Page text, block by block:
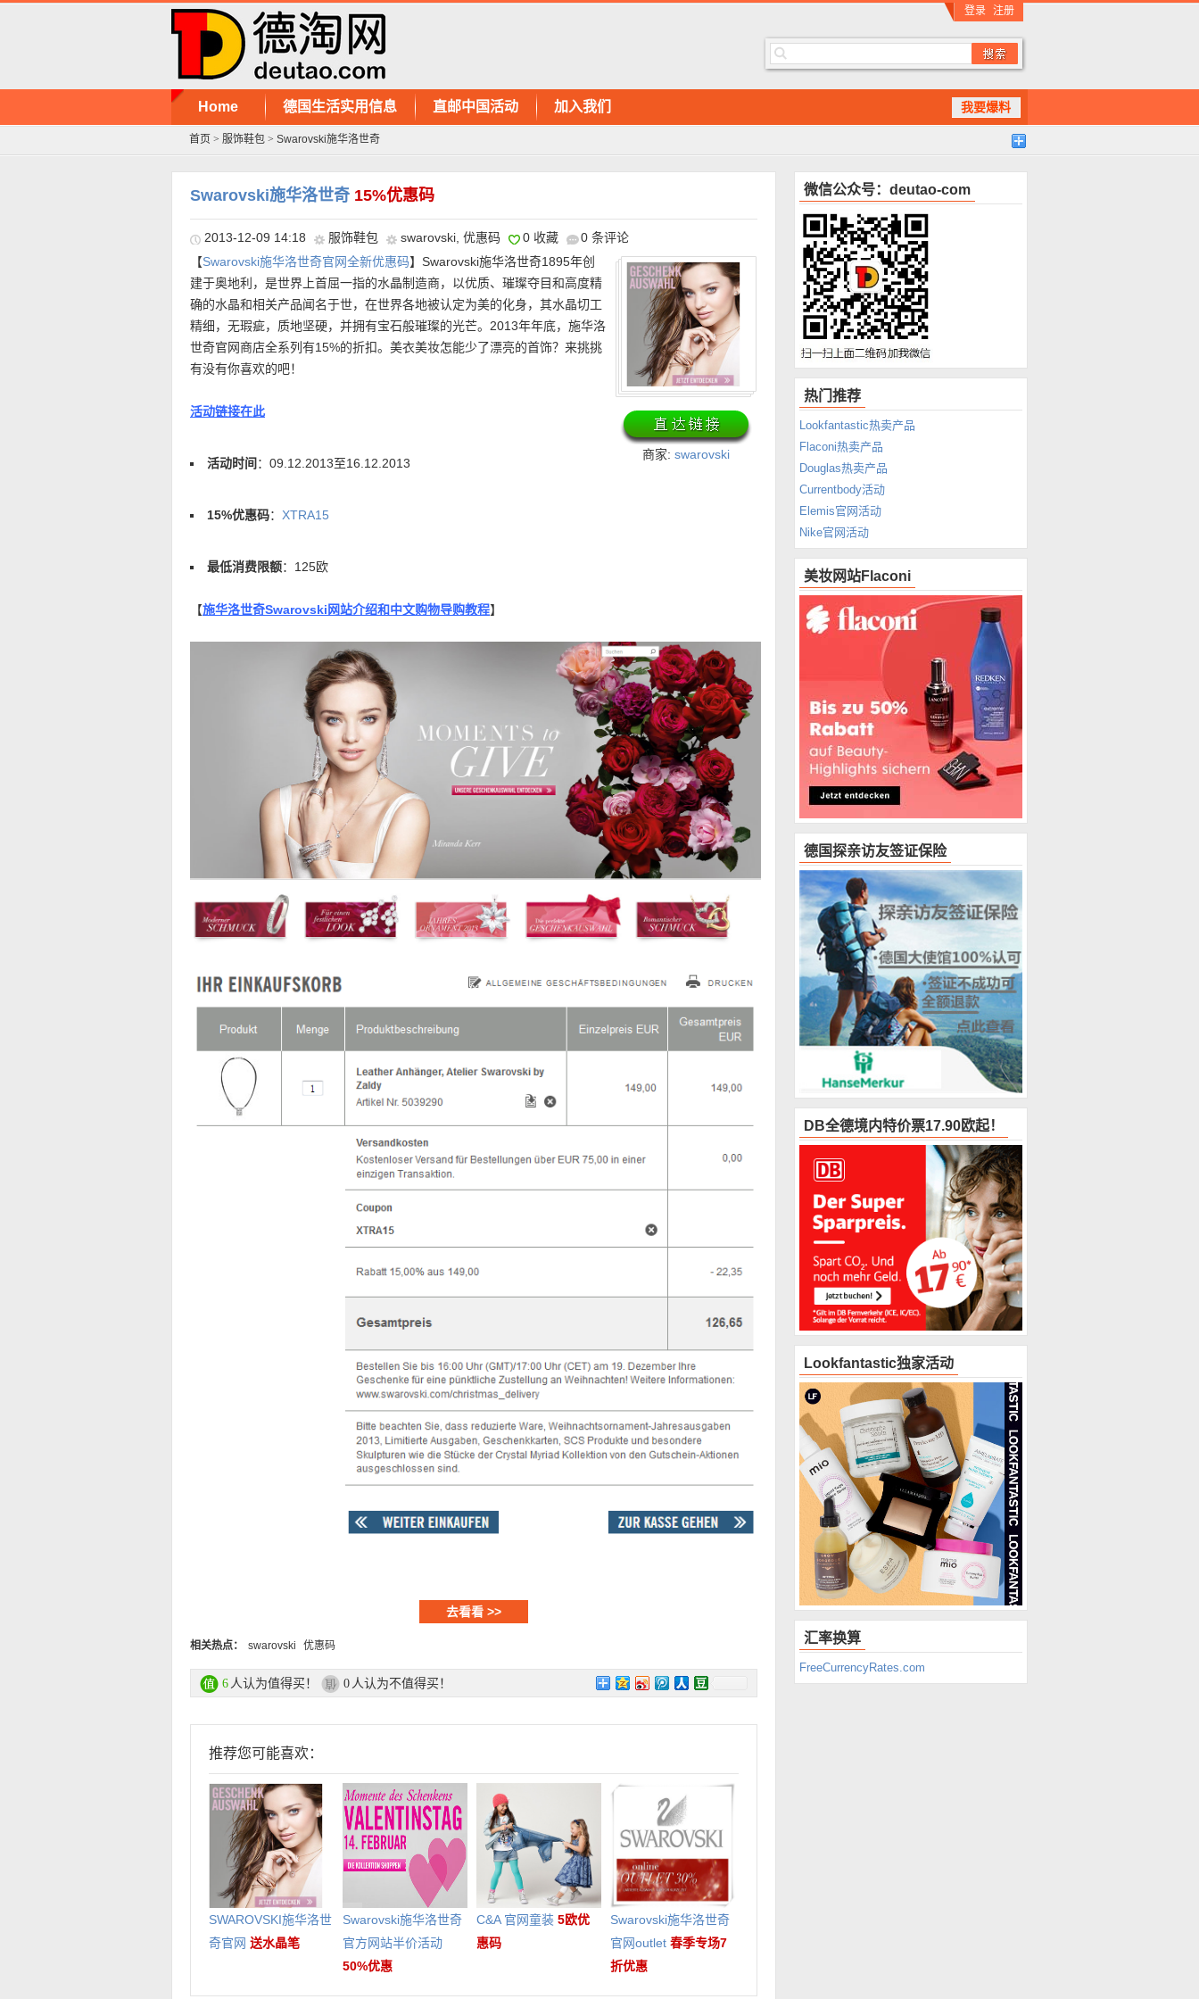
登录 注册
我要爆料
Home 德国生活实用信息 直邮中国活动 加入我们
首页 > 服饰鞋包 > Swarovski施华洛世奇
Swarovski施华洛世奇 15%优惠码
2013-12-09 14:18 服饰鞋包 swarovski 优惠码 0 收藏 0 条评论
商家: swarovski
【Swarovski施华洛世奇官网全新优惠码】Swarovski施华洛世奇1895年创
建于奥地利，是世界上首屈一指的水晶制造商，以优质、璀璨夺目和高度精
确的水晶和相关产品闻名于世，在世界各地被认定为美的化身，其水晶切工
精细，无瑕疵，质地坚硬，并拥有宝石般璀璨的光芒。2013年年底，施华洛
世奇官网商店全系列有15%的折扣。美衣美妆怎能少了漂亮的首饰？来挑挑
有没有你喜欢的吧！
活动链接在此
活动时间 ：09.12.2013至16.12.2013
15%优惠码： XTRA15
最低消费限额：125欧
【施华洛世奇Swarovski网站介绍和中文购物导购教程】
去看看 >>
相关热点： swarovski 优惠码
6 人认为值得买！ 0 人认为不值得买！
推荐您可能喜欢：
SWAROVSKI施华洛世
奇官网 送水晶笔
Swarovski施华洛世奇
官方网站半价活动
50%优惠
C&A 官网童装 5欧优
惠码
Swarovski施华洛世奇
官网outlet 春季专场7
折优惠
微信公众号：deutao-com
热门推荐
Lookfantastic热卖产品
Flaconi热卖产品
Douglas热卖产品
Currentbody活动
Elemis官网活动
Nike官网活动
美妆网站Flaconi
德国探亲访友签证保险
DB全德境内特价票17.90欧起！
Lookfantastic独家活动
汇率换算
FreeCurrencyRates.com